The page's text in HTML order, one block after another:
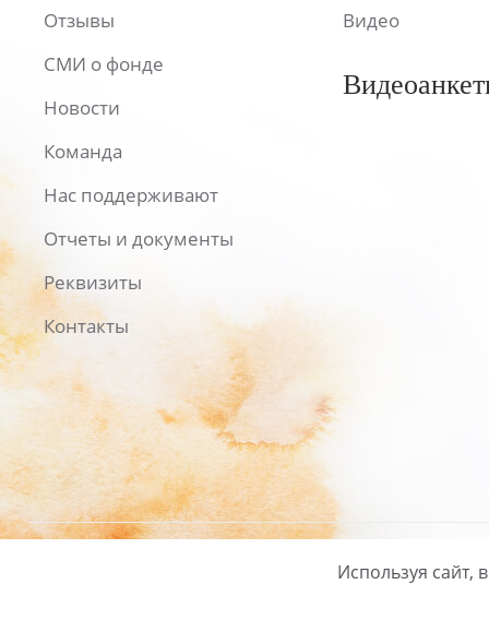
Отзывы
СМИ о фонде
Новости
Команда
Нас поддерживают
Отчеты и документы
Реквизиты
Контакты
Видео
Политика
Используя сайт,